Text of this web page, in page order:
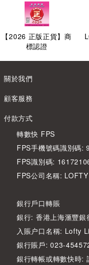
【2026 正版正貨】商
標認證
關於我們
顧客服務
付款方式
轉數快 FPS
FPS手機號碼識別碼:
FPS識別碼:
FPS公司名稱:
銀行戶口轉賬
銀行: 香港上海滙豐銀
入賬户口名稱: Lofty
銀行賬戶: 023-
銀行轉帳或轉數快時: